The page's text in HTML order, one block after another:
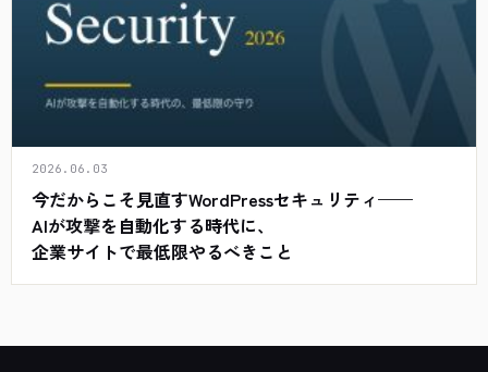
2026.06.03
今だからこそ見直すWordPressセキュリティ——
AIが攻撃を自動化する時代に、
企業サイトで最低限やるべきこと